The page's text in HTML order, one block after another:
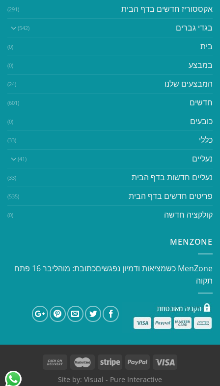
אקססוריז חדשים בדף הבית (291)
בגדי גברים (542)
בית (0)
במבצע (0)
המבצעים שלנו (24)
חדשים (601)
כובעים (0)
כללי (33)
נעליים (41)
נעליים חדשות בדף הבית (33)
פריטים חדשים בדף הבית (535)
קולקציה חדשה (0)
MENZONE
​​MenZone כשמציאות ודמיון נפגשים​ כתובת: מוהליבר 16 פתח
תקוה
Site by: Visual - Pure Interactive